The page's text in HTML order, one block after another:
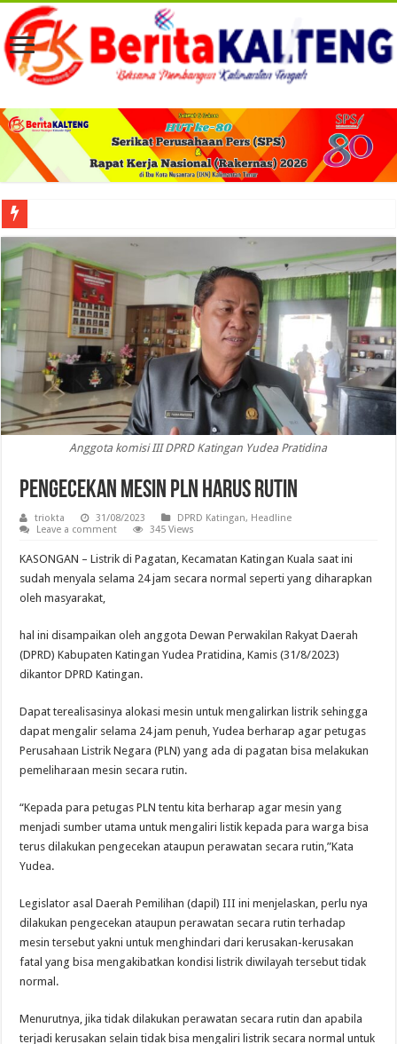
Viral! Selama Dua Bulan Lebih Siltap Serta Tunjangan Pemdes dan BPD di
Anggota komisi III DPRD Katingan Yudea Pratidina
Pengecekan Mesin PLN Harus Rutin
triokta 31/08/2023 DPRD Katingan, Headline
Leave a comment
345 Views
KASONGAN – Listrik di Pagatan, Kecamatan Katingan Kuala saat ini
sudah menyala selama 24 jam secara normal seperti yang diharapkan
oleh masyarakat,
hal ini disampaikan oleh anggota Dewan Perwakilan Rakyat Daerah
(DPRD) Kabupaten Katingan Yudea Pratidina, Kamis (31/8/2023)
dikantor DPRD Katingan.
Dapat terealisasinya alokasi mesin untuk mengalirkan listrik sehingga
dapat mengalir selama 24 jam penuh, Yudea berharap agar petugas
Perusahaan Listrik Negara (PLN) yang ada di pagatan bisa melakukan
pemeliharaan mesin secara rutin.
“Kepada para petugas PLN tentu kita berharap agar mesin yang
menjadi sumber utama untuk mengaliri listik kepada para warga bisa
terus dilakukan pengecekan ataupun perawatan secara rutin,”Kata
Yudea.
Legislator asal Daerah Pemilihan (dapil) III ini menjelaskan, perlu nya
dilakukan pengecekan ataupun perawatan secara rutin terhadap
mesin tersebut yakni untuk menghindari dari kerusakan-kerusakan
fatal yang bisa mengakibatkan kondisi listrik diwilayah tersebut tidak
normal.
Menurutnya, jika tidak dilakukan perawatan secara rutin dan apabila
terjadi kerusakan selain tidak bisa mengaliri listrik secara normal untuk